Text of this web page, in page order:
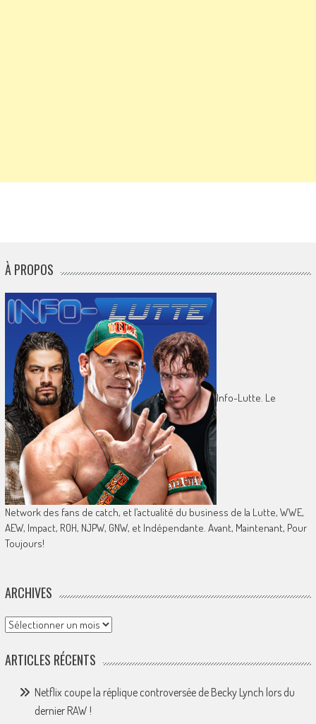
À PROPOS
Info-Lutte. Le
Network des fans de catch, et l’actualité du business de la Lutte, WWE,
AEW, Impact, ROH, NJPW, GNW, et Indépendante. Avant, Maintenant, Pour
Toujours!
ARCHIVES
Archives
ARTICLES RÉCENTS
Netflix coupe la réplique controversée de Becky Lynch lors du
dernier RAW !